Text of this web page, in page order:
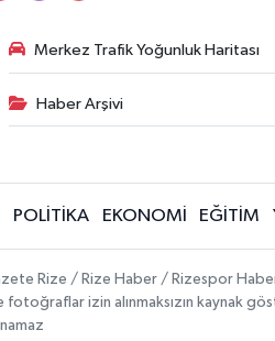
Merkez Trafik Yoğunluk Haritası
Haber Arşivi
POLİTİKA EKONOMİ EĞİTİM
Rize / Rize Haber / Rizespor
fotoğraflar izin alınmaksızın kaynak